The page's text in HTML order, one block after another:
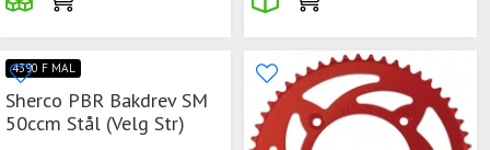
4390 F MAL
Sherco PBR Bakdrev SM
50ccm Stål (Velg Str)